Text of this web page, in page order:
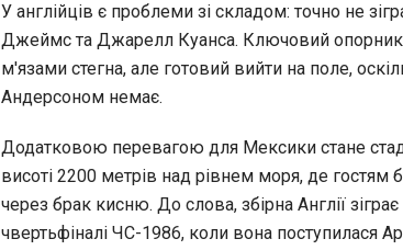
У англійців є проблеми зі складом: точно не
Джеймс та Джарелл Куанса. Ключовий
м'язами стегна, але готовий вийти на поле,
Андерсоном немає.
Додатковою перевагою для Мексики стане
висоті 2200 метрів над рівнем моря, де
через брак кисню. До слова, збірна Англії
чвертьфіналі ЧС-1986, коли вона поступилася